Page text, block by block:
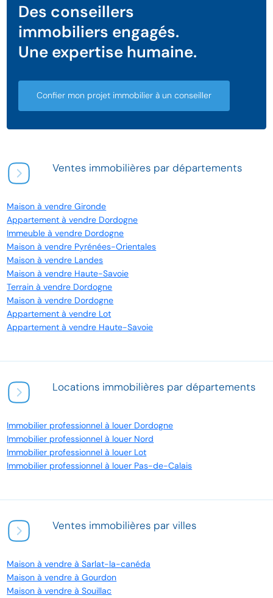
Des conseillers
immobiliers engagés.
Une expertise humaine.
Confier mon projet immobilier à un conseiller
Ventes immobilières par départements
Maison à vendre Gironde
Appartement à vendre Dordogne
Immeuble à vendre Dordogne
Maison à vendre Pyrénées-Orientales
Maison à vendre Landes
Maison à vendre Haute-Savoie
Terrain à vendre Dordogne
Maison à vendre Dordogne
Appartement à vendre Lot
Appartement à vendre Haute-Savoie
Locations immobilières par départements
Immobilier professionnel à louer Dordogne
Immobilier professionnel à louer Nord
Immobilier professionnel à louer Lot
Immobilier professionnel à louer Pas-de-Calais
Ventes immobilières par villes
Maison à vendre à Sarlat-la-canéda
Maison à vendre à Gourdon
Maison à vendre à Souillac